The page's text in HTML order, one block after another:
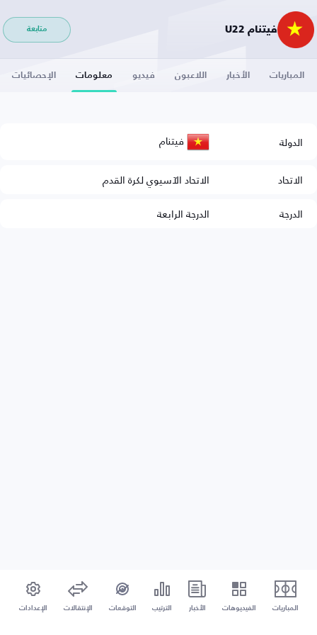
فيتنام U22 متابعة
المباريات الأخبار اللاعبون فيديو معلومات الإحصائيات
الدولة فيتنام
الاتحاد
الاتحاد الآسيوي لكرة القدم
الدرجة
الدرجة الرابعة
المباريات الفيديوهات الأخبار الترتيب التوقعات الإنتقالات الإعدادات